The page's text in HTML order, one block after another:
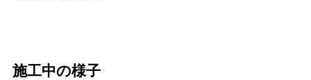
施工中の様子